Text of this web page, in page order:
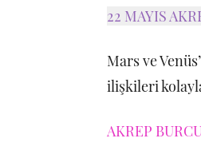
22 MAYIS
Mars ve
ilişkileri
AKREP